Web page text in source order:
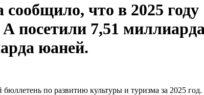
что в 2025 году
посетили 7,51
юаней.
по развитию культуры и туризма за 2025 год.